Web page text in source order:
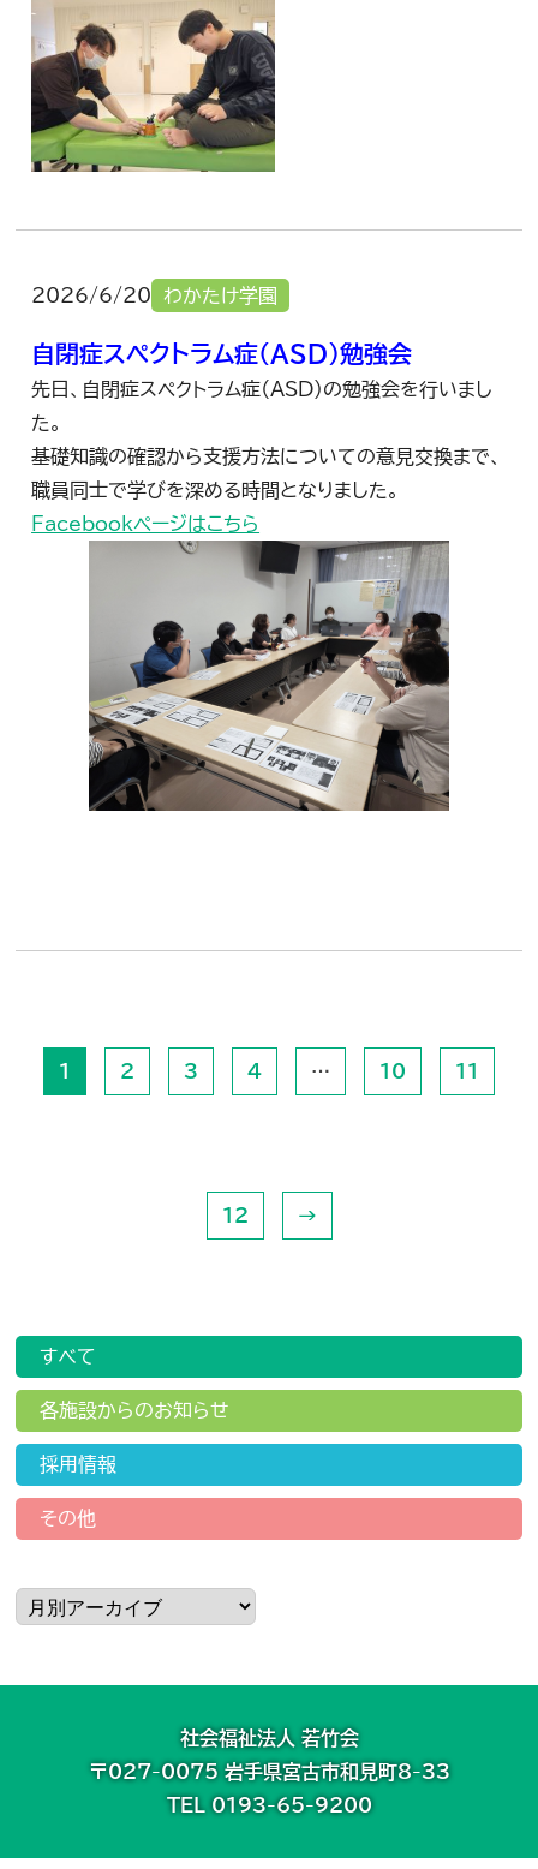
2026/6/20 わかたけ学園
自閉症スペクトラム症(ASD)勉強会
先日、自閉症スペクトラム症（ASD）の勉強会を行いまし
た。
基礎知識の確認から支援方法についての意見交換まで、
職員同士で学びを深める時間となりました。
Facebookページはこちら
1 2 3 4 … 10 11
12 →
すべて
各施設からのお知らせ
採用情報
その他
社会福祉法人 若竹会
〒027-0075 岩手県宮古市和見町8-33
TEL 0193-65-9200